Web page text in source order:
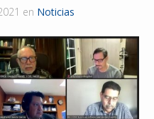
en Noticias